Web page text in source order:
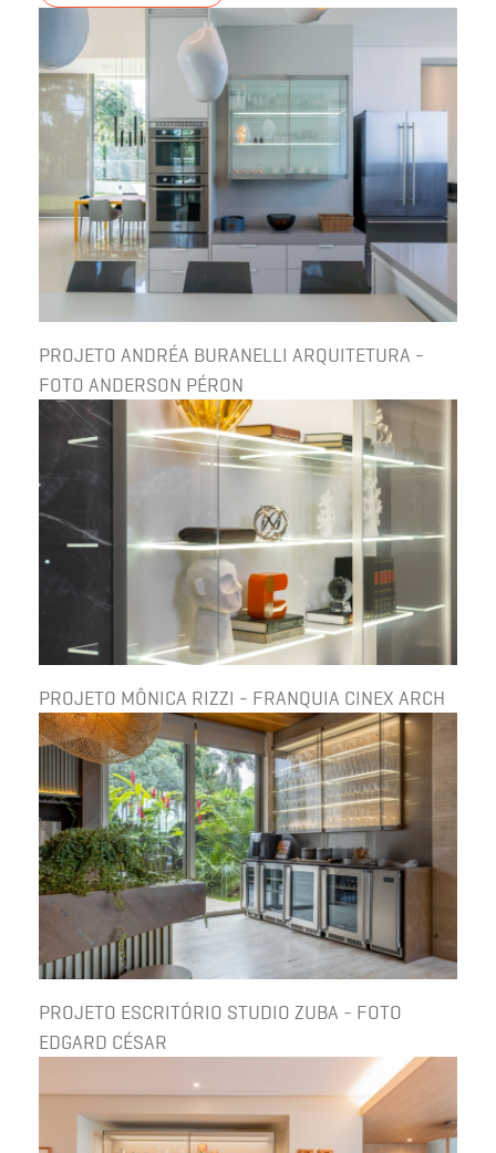
PROJETO ANDRÉA BURANELLI ARQUITETURA -
FOTO ANDERSON PÉRON
PROJETO MÔNICA RIZZI - FRANQUIA CINEX ARCH
PROJETO ESCRITÓRIO STUDIO ZUBA - FOTO
EDGARD CÉSAR